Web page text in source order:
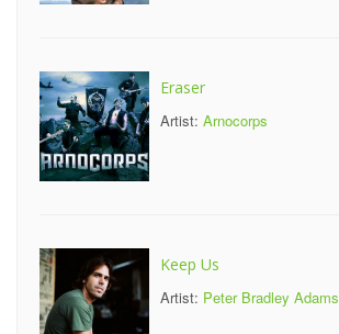
Eraser
Artist: Arnocorps
Keep Us
Artist: Peter Bradley Adams